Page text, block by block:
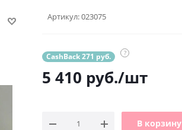
Артикул:023075
CashBack 271 руб. ?
5 410 руб./шт
В корзину